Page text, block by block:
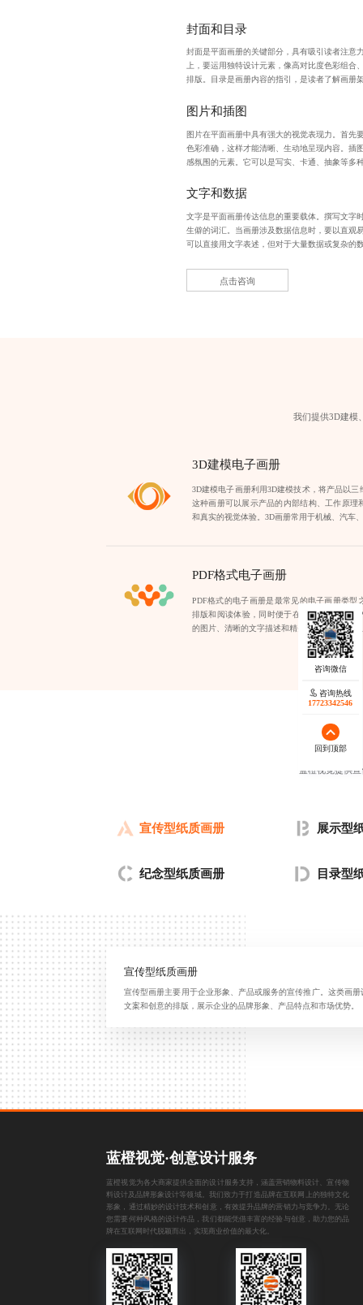
封面和目录
封面是平面画册的关键部分，具有吸引读者注意
上，要运用独特设计元素，像高对比度色彩组合
排版。目录是画册内容的指引，是读者了解画册
图片和插图
图片在平面画册中具有强大的视觉表现力。首先
色彩准确，这样才能清晰、生动地呈现内容。插
感氛围的元素。它可以是写实、卡通、抽象等多
文字和数据
文字是平面画册传达信息的重要载体。撰写文字
生僻的词汇。当画册涉及数据信息时，要以直观
可以直接用文字表述，但对于大量数据或复杂的
点击咨询
我们提供3D建模
3D建模电子画册
3D建模电子画册利用3D建模技术，将产品以
这种画册可以展示产品的内部结构、工作原理
和真实的视觉体验。3D画册常用于机械、汽车
PDF格式电子画册
PDF格式的电子画册是最常见的电子画册类型
排版和阅读体验，同时便于在线传输和存储。
的图片、清晰的文字描述和精美的排版设计，
蓝橙视觉提供
宣传型纸质画册 展示型
纪念型纸质画册 目录型
宣传型纸质画册
宣传型画册主要用于企业形象、产品或服务的宣传推广。这类画
文案和创意的排版，展示企业的品牌形象、产品特点和市场优势。
咨询热线
17723342546
回到顶部
蓝橙视觉·创意设计服务
蓝橙视觉为各大商家提供全面的设计服务支持，涵盖营销物料设计 、宣传物
料设计 及品牌形象设计等领域。我们致力于打造品牌在互联网上的独特文化
形象，通过精妙的设计技术和创意，有效提升品牌的营销力与竞争力。无论
您需要何种风格的设计作品，我们都能凭借丰富的经验与创意，助力您的品
牌在互联网时代脱颖而出，实现商业价值的最大化。